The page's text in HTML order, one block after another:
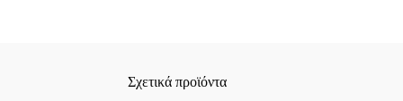
Σχετικά προϊόντα